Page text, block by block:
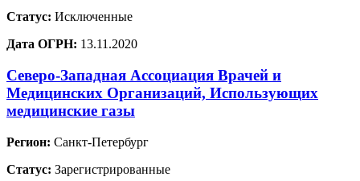
Статус: Исключенные
Дата ОГРН: 13.11.2020
Северо-Западная Ассоциация Врачей и
Медицинских Организаций, Использующих
медицинские газы
Регион: Санкт-Петербург
Статус: Зарегистрированные